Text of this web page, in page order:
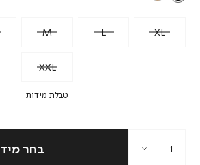
M L XL
XXL
טבלת מידות